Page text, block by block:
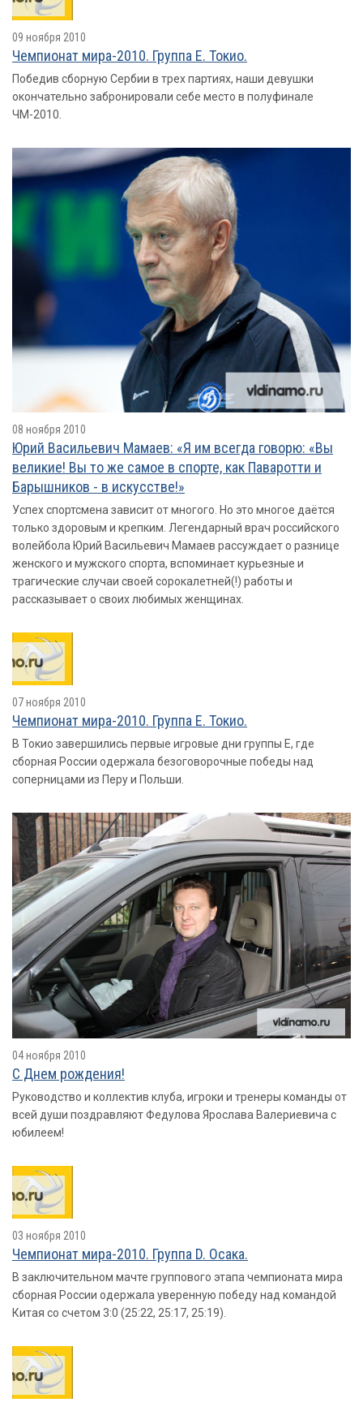
09 ноября 2010
Чемпионат мира-2010. Группа E. Токио.
Победив сборную Сербии в трех партиях, наши девушки
окончательно забронировали себе место в полуфинале
ЧМ-2010.
08 ноября 2010
Юрий Васильевич Мамаев: «Я им всегда говорю: «Вы
великие! Вы то же самое в спорте, как Паваротти и
Барышников - в искусстве!»
Успех спортсмена зависит от многого. Но это многое даётся
только здоровым и крепким. Легендарный врач российского
волейбола Юрий Васильевич Мамаев рассуждает о разнице
женского и мужского спорта, вспоминает курьезные и
трагические случаи своей сорокалетней(!) работы и
рассказывает о своих любимых женщинах.
07 ноября 2010
Чемпионат мира-2010. Группа E. Токио.
В Токио завершились первые игровые дни группы Е, где
сборная России одержала безоговорочные победы над
соперницами из Перу и Польши.
04 ноября 2010
С Днем рождения!
Руководство и коллектив клуба, игроки и тренеры команды от
всей души поздравляют Федулова Ярослава Валериевича с
юбилеем!
03 ноября 2010
Чемпионат мира-2010. Группа D. Осака.
В заключительном мачте группового этапа чемпионата мира
сборная России одержала уверенную победу над командой
Китая со счетом 3:0 (25:22, 25:17, 25:19).